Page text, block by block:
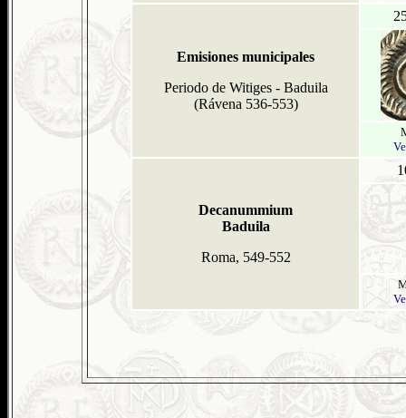
Emisiones municipales
Periodo de Witiges - Baduila
(Rávena 536-553)
Decanummium
Baduila
Roma, 549-552